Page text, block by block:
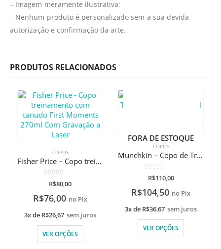
– Imagem meramente ilustrativa;
– Nenhum produto é personalizado sem a sua devida
autorização e confirmação da arte.
PRODUTOS RELACIONADOS
COPOS
Fisher Price – Copo treinamento com canudo First Moments 270ml Com Gravação a Laser
de 5
R$80,00
R$76,00 no Pix
3x de R$26,67 sem juros
VER OPÇÕES
FORA DE ESTOQUE
COPOS
Munchkin – Copo de Transição Gentle 118ml Com Gravação A Laser
de 5
R$110,00
R$104,50 no Pix
3x de R$36,67 sem juros
VER OPÇÕES